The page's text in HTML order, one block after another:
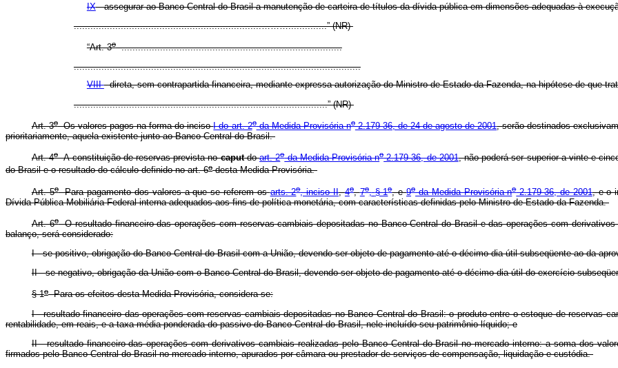
IX- assegurar ao Banco Central do Brasil a manutenção de carteira de títulos da dívida pública em dimensões adequadas à
....................................................................………..............” (NR)
“Art. 3o................................................................................
........................................................................................................
VIII- direta, sem contrapartida financeira, mediante expressa autorização do Ministro de Estado da Fazenda, na hipótese de que
............................................................................................” (NR)
Art. 3oOs valores pagos na forma do incisoI do art. 2oda Medida Provisória no2.179-36, de 24 de agosto de 2001, serão destinados
prioritariamente, aquela existente junto ao Banco Central do Brasil.
Art. 4oA constituição de reservas prevista nocaputdoart. 2oda Medida Provisória no2.179-36, de 2001, não poderá ser superior a vinte e
do Brasil e o resultado do cálculo definido no art. 6odesta Medida Provisória.
Art. 5oPara pagamento dos valores a que se referem osarts. 2o, inciso II,4o,7o, § 1o, e9oda Medida Provisória no2.179-36, de 2001, e o
Dívida Pública Mobiliária Federal interna adequados aos fins de política monetária, com características definidas pelo Ministro de Estado da Fazenda.
Art. 6oO resultado financeiro das operações com reservas cambiais depositadas no Banco Central do Brasil e das operações com
balanço, será considerado:
I - se positivo, obrigação do Banco Central do Brasil com a União, devendo ser objeto de pagamento até o décimo dia útil subseqüente ao da
II - se negativo, obrigação da União com o Banco Central do Brasil, devendo ser objeto de pagamento até o décimo dia útil do exercício
§ 1oPara os efeitos desta Medida Provisória, considera-se:
I - resultado financeiro das operações com reservas cambiais depositadas no Banco Central do Brasil: o produto entre o estoque de reservas
rentabilidade, em reais, e a taxa média ponderada do passivo do Banco Central do Brasil, nele incluído seu patrimônio líquido; e
II - resultado financeiro das operações com derivativos cambiais realizadas pelo Banco Central do Brasil no mercado interno: a soma dos
firmados pelo Banco Central do Brasil no mercado interno, apurados por câmara ou prestador de serviços de compensação, liquidação e custódia.